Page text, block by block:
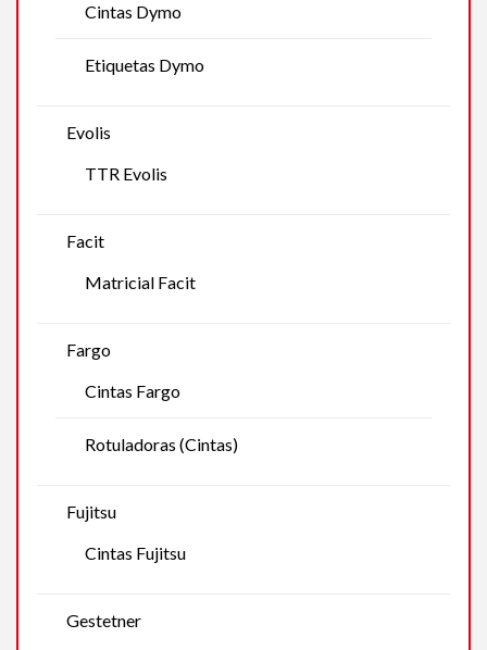
Cintas Dymo
Etiquetas Dymo
Evolis
TTR Evolis
Facit
Matricial Facit
Fargo
Cintas Fargo
Rotuladoras (Cintas)
Fujitsu
Cintas Fujitsu
Gestetner